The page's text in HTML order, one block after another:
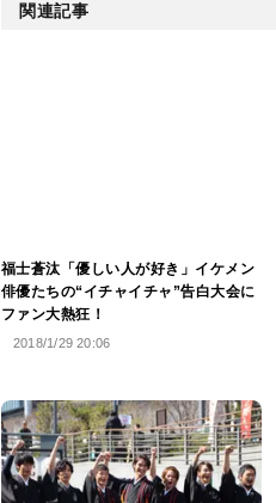
関連記事
福士蒼汰「優しい人が好き」イケメン
俳優たちの“イチャイチャ”告白大会に
ファン大熱狂！
2018/1/29 20:06